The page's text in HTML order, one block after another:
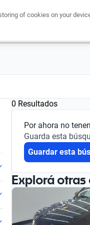
0 Resultados
Por ahora no
Guarda esta
Guardar esta
Explorá
of cookies on your